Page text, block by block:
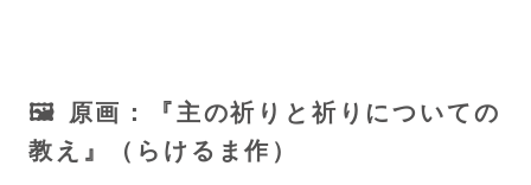
🖼️ 原画：『主の祈りと祈りについての
教え』（らけるま作）